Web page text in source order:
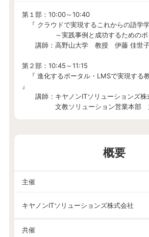
第１部：10:00～10:40
『 クラウドで実現するこれからの語学
～実践事例と成功するためのポイ
講師：高野山大学 教授 伊藤 佳世
第２部：10:45～11:15
『 進化するポータル・LMSで実現する
』
講師：キヤノンITソリューションズ株
文教ソリューション営業本部
概要
主催
キヤノンITソリューションズ株式会社
共催